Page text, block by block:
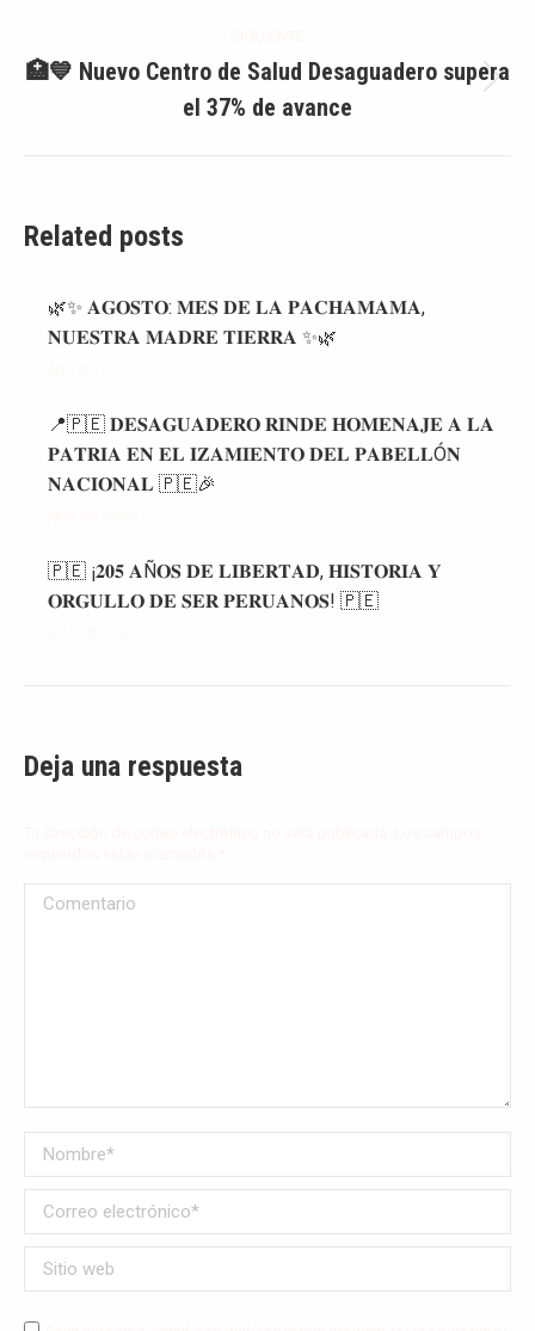
Publicación
siguiente:
🏥💙 Nuevo Centro de Salud Desaguadero supera
el 37% de avance
Related posts
🌿✨ 𝐀𝐆𝐎𝐒𝐓𝐎: 𝐌𝐄𝐒 𝐃𝐄 𝐋𝐀 𝐏𝐀𝐂𝐇𝐀𝐌𝐀𝐌𝐀,
𝐍𝐔𝐄𝐒𝐓𝐑𝐀 𝐌𝐀𝐃𝐑𝐄 𝐓𝐈𝐄𝐑𝐑𝐀 ✨🌿
📍🇵🇪 𝐃𝐄𝐒𝐀𝐆𝐔𝐀𝐃𝐄𝐑𝐎 𝐑𝐈𝐍𝐃𝐄 𝐇𝐎𝐌𝐄𝐍𝐀𝐉𝐄 𝐀 𝐋𝐀
𝐏𝐀𝐓𝐑𝐈𝐀 𝐄𝐍 𝐄𝐋 𝐈𝐙𝐀𝐌𝐈𝐄𝐍𝐓𝐎 𝐃𝐄𝐋 𝐏𝐀𝐁𝐄𝐋𝐋Ó𝐍
𝐍𝐀𝐂𝐈𝐎𝐍𝐀𝐋 🇵🇪🎉
🇵🇪 ¡𝟐𝟎𝟓 𝐀Ñ𝐎𝐒 𝐃𝐄 𝐋𝐈𝐁𝐄𝐑𝐓𝐀𝐃, 𝐇𝐈𝐒𝐓𝐎𝐑𝐈𝐀 𝐘
𝐎𝐑𝐆𝐔𝐋𝐋𝐎 𝐃𝐄 𝐒𝐄𝐑 𝐏𝐄𝐑𝐔𝐀𝐍𝐎𝐒! 🇵🇪
Deja una respuesta
Comentario
Nombre *
Correo electrónico *
Sitio web